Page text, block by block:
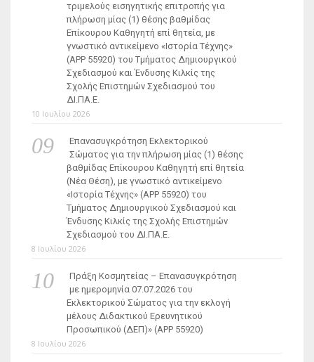
τριμελούς εισηγητικής επιτροπής για
πλήρωση μίας (1) θέσης βαθμίδας
Επίκουρου Καθηγητή επί θητεία, με
γνωστικό αντικείμενο «Ιστορία Τέχνης»
(ΑΡΡ 55920) του Τμήματος Δημιουργικού
Σχεδιασμού και Ένδυσης Κιλκίς της
Σχολής Επιστημών Σχεδιασμού του
ΔΙ.ΠΑ.Ε.
10 Ιουλίου 2026
Επανασυγκρότηση Εκλεκτορικού
Σώματος για την πλήρωση μίας (1) θέσης
βαθμίδας Επίκουρου Καθηγητή επί θητεία
(Νέα Θέση), με γνωστικό αντικείμενο
«Ιστορία Τέχνης» (ΑΡΡ 55920) του
Τμήματος Δημιουργικού Σχεδιασμού και
Ένδυσης Κιλκίς της Σχολής Επιστημών
Σχεδιασμού του ΔΙ.ΠΑ.Ε.
8 Ιουλίου 2026
Πράξη Κοσμητείας – Επανασυγκρότηση
με ημερομηνία 07.07.2026 του
Εκλεκτορικού Σώματος για την εκλογή
μέλους Διδακτικού Ερευνητικού
Προσωπικού (ΔΕΠ)» (APP 55920)
8 Ιουλίου 2026